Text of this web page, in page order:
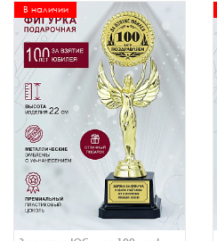
В наличии